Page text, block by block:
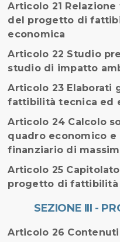
Articolo 21
del progetto di
economica
Articolo 22 Studio
studio di impatto
Articolo 23 Elaborati
fattibilità tecnica ed
Articolo 24 Calcolo
quadro economico e
finanziario di
Articolo 25
progetto di fattibilità
SEZIONE III -
Articolo 26